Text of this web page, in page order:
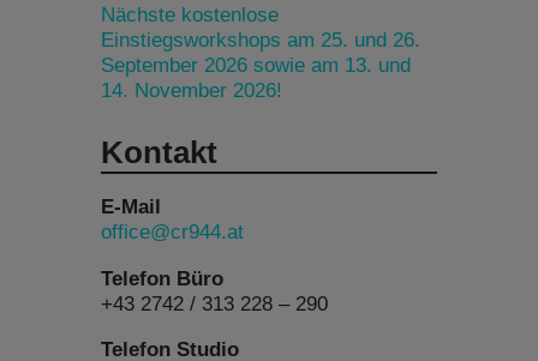
Nächste kostenlose
Einstiegsworkshops am 25. und 26.
September 2026 sowie am 13. und
14. November 2026!
Kontakt
E-Mail
office@cr944.at
Telefon Büro
+43 2742 / 313 228 – 290
Telefon Studio